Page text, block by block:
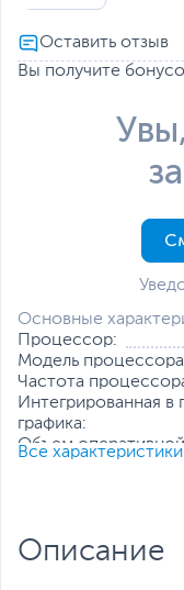
Основные
Процессор:
Модель
Частота
Интегрированная в
графика:
Объем
Твердотельный
Все характеристики
Вы получите
Описание